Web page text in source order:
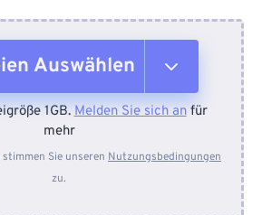
Auswählen
Gerät
Dropbox
1GB.Melden Sie sich anfür
mehr
Sie unseren Nutzungsbedingungen
zu.